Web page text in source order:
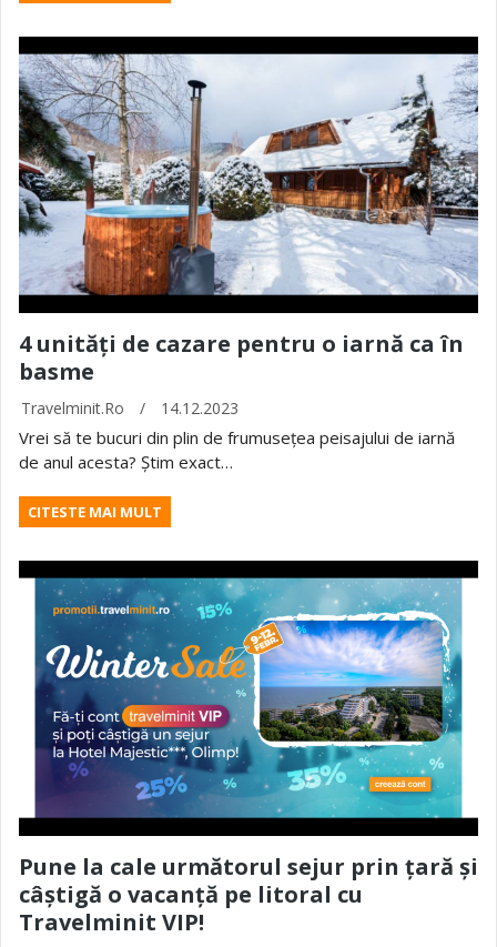
4 unități de cazare pentru o iarnă ca în
basme
Travelminit.ro / 14.12.2023
Vrei să te bucuri din plin de frumusețea peisajului de iarnă
de anul acesta? Știm exact…
CITESTE MAI MULT
Pune la cale următorul sejur prin țară și
câștigă o vacanță pe litoral cu
Travelminit VIP!